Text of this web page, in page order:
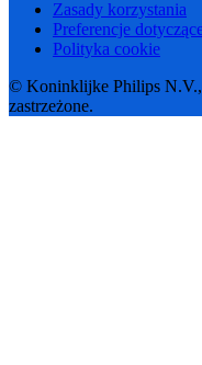
Zasady korzystania
Preferencje
Polityka cookie
© Koninklijke Philips N.V.,
zastrzeżone.